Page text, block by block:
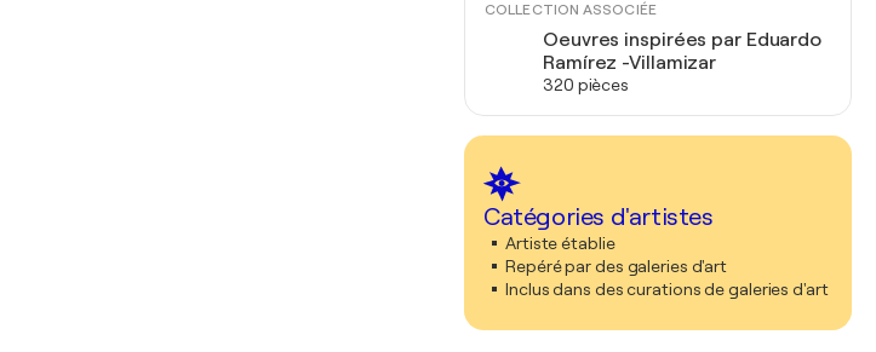
COLLECTION ASSOCIÉE
Oeuvres inspirées par Eduardo
Ramírez -Villamizar
320 pièces
Catégories d'artistes
Artiste établie
Repéré par des galeries d'art
Inclus dans des curations de galeries d'art